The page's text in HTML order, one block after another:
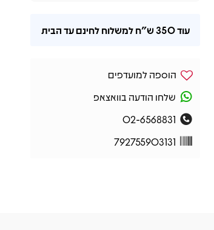
עוד350 ש"ח למשלוח לחינם עד הבית
הוספה למועדפים
שלחו הודעה בוואצאפ
02-6568831
792755903131